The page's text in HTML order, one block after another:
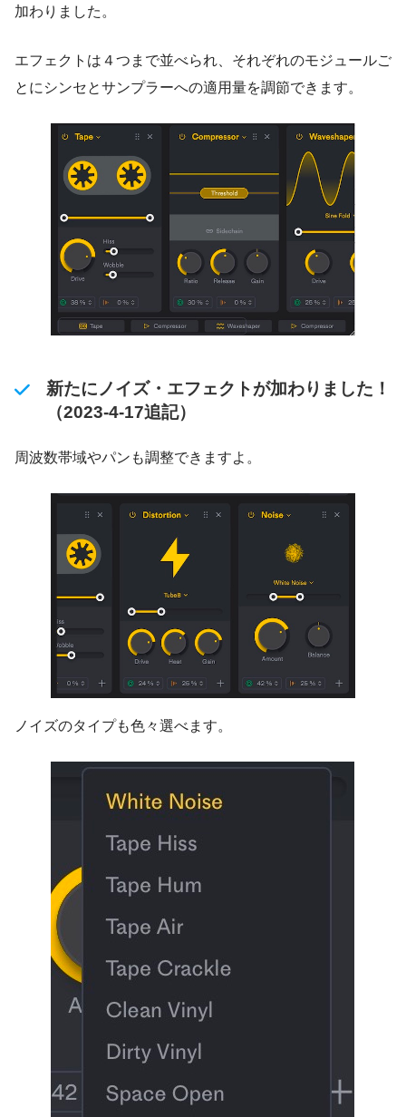
加わりました。
エフェクトは４つまで並べられ、それぞれのモジュールご
とにシンセとサンプラーへの適用量を調節できます。
新たにノイズ・エフェクトが加わりました！
（2023-4-17追記）
周波数帯域やパンも調整できますよ。
ノイズのタイプも色々選べます。